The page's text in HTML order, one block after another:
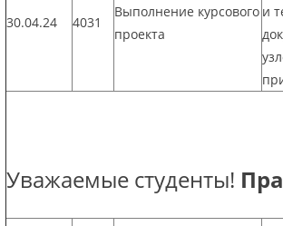
30.04.24 4031
Выполнение курсового
проекта
и
Уважаемые студенты!